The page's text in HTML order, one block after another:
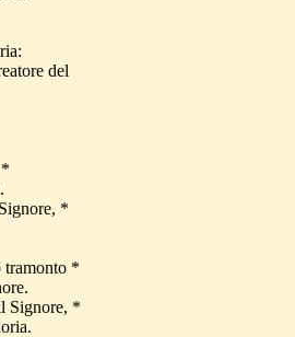
del
*
tramonto *
Signore, *